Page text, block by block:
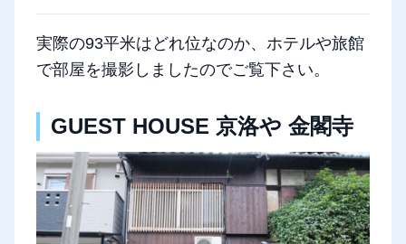
実際の93平米はどれ位なのか、ホテルや旅館
で部屋を撮影しましたのでご覧下さい。
GUEST HOUSE 京洛や 金閣寺